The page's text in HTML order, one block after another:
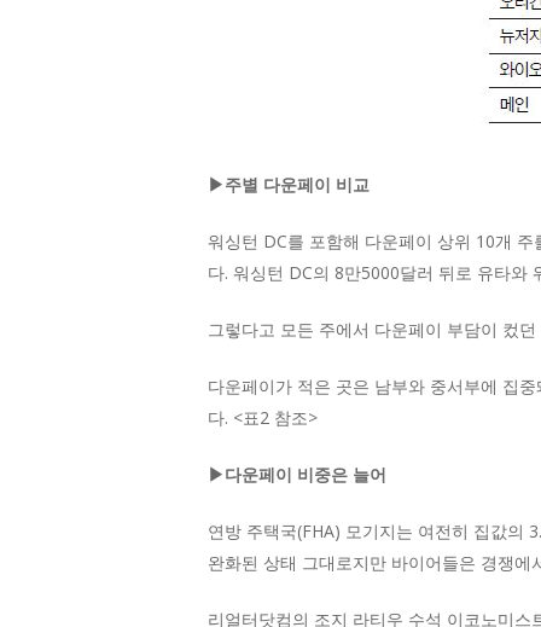
▶주별 다운페이 비교
워싱턴 DC를 포함해 다운페이 상위 10개
다. 워싱턴 DC의 8만5000달러 뒤로 유타와
그렇다고 모든 주에서 다운페이 부담이 컸
다운페이가 적은 곳은 남부와 중서부에 집
다. <표2 참조>
▶다운페이 비중은 늘어
연방 주택국(FHA) 모기지는 여전히 집값의
완화된 상태 그대로지만 바이어들은 경쟁
리얼터닷컴의 조지 라티우 수석 이코노미